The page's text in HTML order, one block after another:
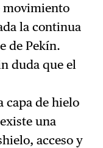
movimiento
la continua
de Pekín.
duda que el
capa de hielo
una
acceso y